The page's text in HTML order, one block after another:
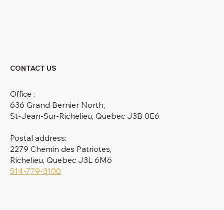
CONTACT US
Office :
636 Grand Bernier North,
St-Jean-Sur-Richelieu, Quebec J3B 0E6
Postal address:
2279 Chemin des Patriotes,
Richelieu, Quebec J3L 6M6
514-779-3100